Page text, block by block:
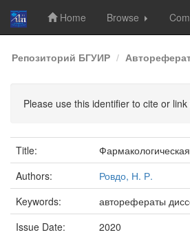
Skip
navigation
Home Browse
Репозиторий БГУИР
Please use this identifier to cite or
Title:
Authors:
Ровдо, Н. Р.
Keywords:
авторефераты
Issue Date:
2020